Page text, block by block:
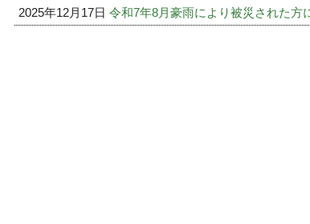
2025年12月17日 令和7年8月豪雨により被災された方